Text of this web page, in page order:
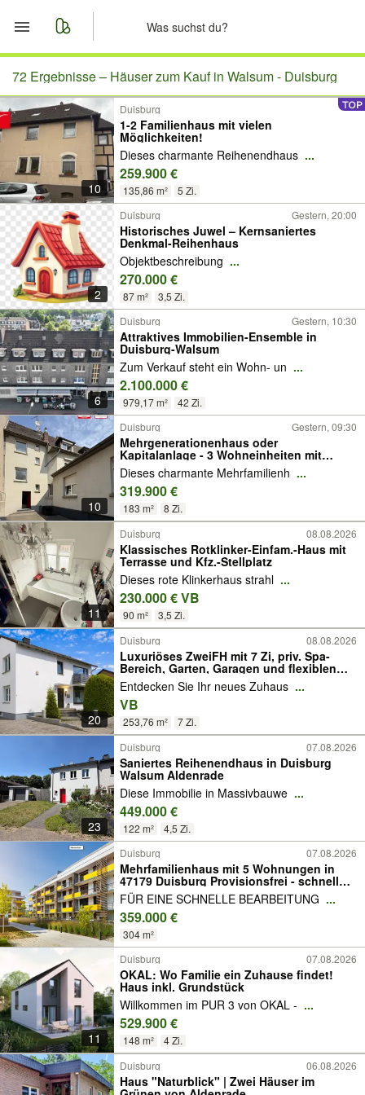
Start
Merkliste
Nachrichten
Anzeige aufgeben
72 Ergebnisse – Häuser zum Kauf in Walsum - Duisburg
10
Duisburg
1-2 Familienhaus mit vielen
Möglichkeiten!
Dieses charmante Reihenendhaus ...
259.900 €
135,86 m² 5 Zi.
2
Duisburg Gestern, 20:00
Historisches Juwel – Kernsaniertes
Denkmal-Reihenhaus
Objektbeschreibung ...
270.000 €
87 m² 3,5 Zi.
6
Duisburg Gestern, 10:30
Attraktives Immobilien-Ensemble in
Duisburg-Walsum
Zum Verkauf steht ein Wohn- un ...
2.100.000 €
979,17 m² 42 Zi.
10
Duisburg Gestern, 09:30
Mehrgenerationenhaus oder
Kapitalanlage - 3 Wohneinheiten mit
Potenzial
Dieses charmante Mehrfamilienh ...
319.900 €
183 m² 8 Zi.
11
Duisburg 08.08.2026
Klassisches Rotklinker-Einfam.-Haus mit
Terrasse und Kfz.-Stellplatz
Dieses rote Klinkerhaus strahl ...
230.000 € VB
90 m² 3,5 Zi.
20
Duisburg 08.08.2026
Luxuriöses ZweiFH mit 7 Zi, priv. Spa-
Bereich, Garten, Garagen und flexiblen
Wohnkonzepten
Entdecken Sie Ihr neues Zuhaus ...
VB
253,76 m² 7 Zi.
23
Duisburg 07.08.2026
Saniertes Reihenendhaus in Duisburg
Walsum Aldenrade
Diese Immobilie in Massivbauwe ...
449.000 €
122 m²
4,5 Zi.
Duisburg
07.08.2026
Mehrfamilienhaus mit 5 Wohnungen in
47179 Duisburg Provisionsfrei - schnell
sein!
FÜR EINE SCHNELLE BEARBEITUNG ...
359.000 €
304 m²
11
Duisburg 07.08.2026
OKAL: Wo Familie ein Zuhause findet!
Haus inkl. Grundstück
Willkommen im PUR 3 von OKAL - ...
529.900 €
148 m²
4 Zi.
Duisburg
06.08.2026
Haus "Naturblick" | Zwei Häuser im